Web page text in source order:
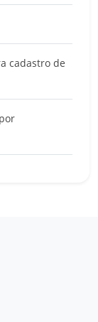
cadastro de